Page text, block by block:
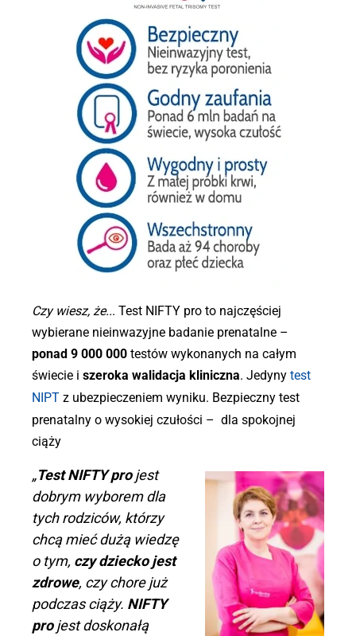
Czy wiesz, że... Test NIFTY pro to najczęściej
wybierane nieinwazyjne badanie prenatalne –
ponad 9 000 000 testów wykonanych na całym
świecie i szeroka walidacja kliniczna. Jedyny test
NIPT z ubezpieczeniem wyniku. Bezpieczny test
prenatalny o wysokiej czułości – dla spokojnej
ciąży
„Test NIFTY projest
dobrym wyborem dla
tych rodziców, którzy
chcą mieć dużą wiedzę
o tym, czy dziecko jest
zdrowe, czy chore już
podczas ciąży. NIFTY
projest doskonałą